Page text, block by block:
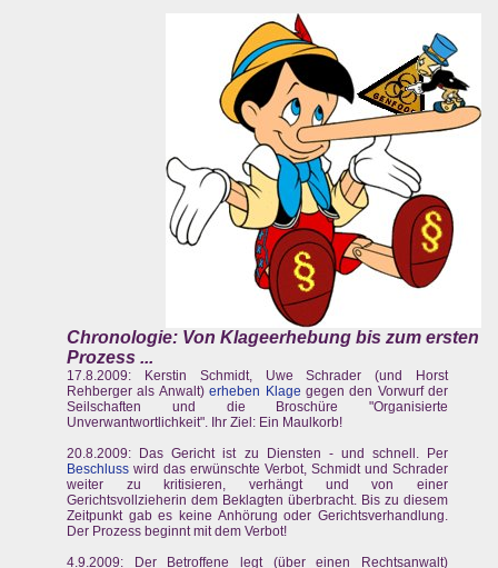
Chronologie: Von Klageerhebung bis zum ersten
Prozess ...
17.8.2009: Kerstin Schmidt, Uwe Schrader (und Horst
Rehberger als Anwalt)erheben Klage gegen den Vorwurf der
Seilschaften und die Broschüre "Organisierte
Unverwantwortlichkeit". Ihr Ziel: Ein Maulkorb!
20.8.2009: Das Gericht ist zu Diensten - und schnell. Per
Beschluss wird das erwünschte Verbot, Schmidt und Schrader
weiter zu kritisieren, verhängt und von einer
Gerichtsvollzieherin dem Beklagten überbracht. Bis zu diesem
Zeitpunkt gab es keine Anhörung oder Gerichtsverhandlung.
Der Prozess beginnt mit dem Verbot!
4.9.2009: Der Betroffene legt (über einen Rechtsanwalt)